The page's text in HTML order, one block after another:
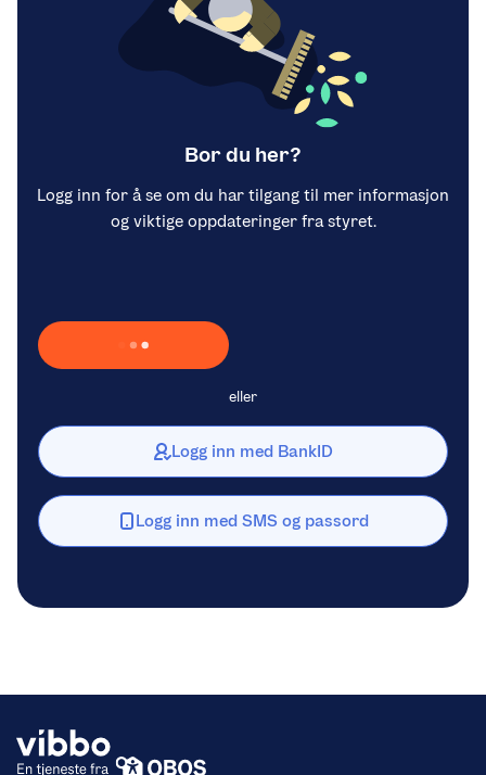
Bor du her?
Logg inn for å se om du har tilgang til mer informasjon
og viktige oppdateringer fra styret.
Laster inn Vipps …
eller
Logg inn med BankID
Logg inn med SMS og passord